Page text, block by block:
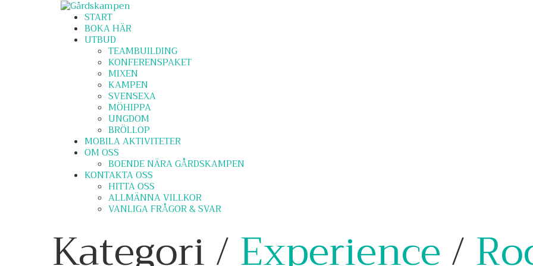
START
BOKA HÄR
UTBUD
TEAMBUILDING
KONFERENSPAKET
MIXEN
KAMPEN
SVENSEXA
MÖHIPPA
UNGDOM
BRÖLLOP
MOBILA AKTIVITETER
OM OSS
BOENDE NÄRA GÅRDSKAMPEN
KONTAKTA OSS
HITTA OSS
ALLMÄNNA VILLKOR
VANLIGA FRÅGOR & SVAR
Kategori /Experience/